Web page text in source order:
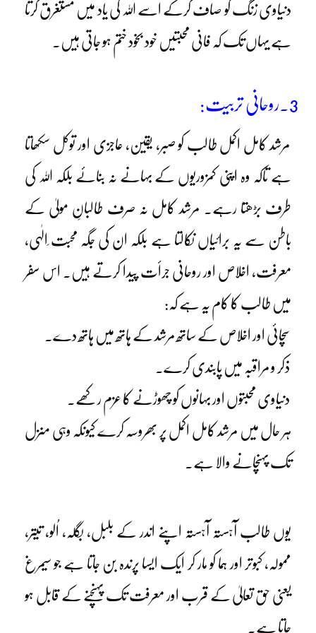
دنیاوی زنگ کو صاف کرکے اسے اللہ کی یاد میں مستغرق کرتا
ہے یہاں تک کہ فانی محبتیں خود بخود ختم ہو جاتی ہیں۔
3۔روحانی تربیت:
مرشد کامل اکمل طالب کو صبر، یقین، عاجزی اور توکل سکھاتا
ہے تاکہ وہ اپنی کمزوریوں کے بہانے نہ بنائے بلکہ اللہ کی
طرف بڑھتا رہے۔ مرشد کامل نہ صرف طالبانِ مولیٰ کے
باطن سے یہ برائیاں نکالتا ہے بلکہ ان کی جگہ محبت ِالٰہی،
معرفت، اخلاص اور روحانی جرأت پیدا کرتے ہیں۔ اس سفر
میں طالب کا کام یہ ہے کہ:
سچائی اور اخلاص کے ساتھ مرشد کے ہاتھ میں ہاتھ دے۔
ذکر و مراقبہ میں پابندی کرے۔
دنیاوی محبتوں اور بہانوں کو چھوڑنے کا عزم رکھے۔
ہر حال میں مرشد کامل اکمل پر بھروسہ کرے کیونکہ وہی منزل
تک پہنچانے والا ہے۔
یوں طالب آہستہ آہستہ اپنے اندر کے بلبل، بگلہ، اُلو، تیتر،
ممولہ، کبوتر اور ہما کو مار کر ایک ایسا پرندہ بن جاتا ہے جو سیمرغ
یعنی حق تعالیٰ کے قرب اور معرفت تک پہنچنے کے قابل ہو
جاتا ہے۔